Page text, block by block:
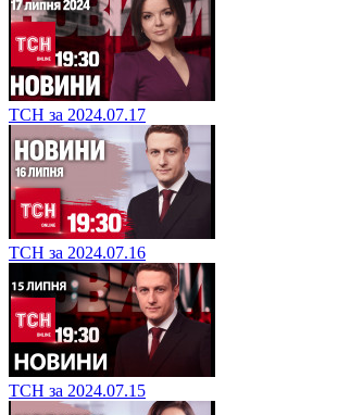
ТСН за 2024.07.17
ТСН за 2024.07.16
ТСН за 2024.07.15